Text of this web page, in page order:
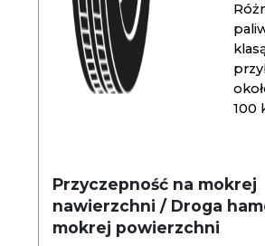
100
Przyczepność na mokrej
nawierzchni / Droga
mokrej powierzchni